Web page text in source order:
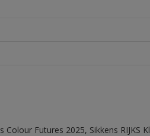
Futures 2025, Sikkens RIJKS